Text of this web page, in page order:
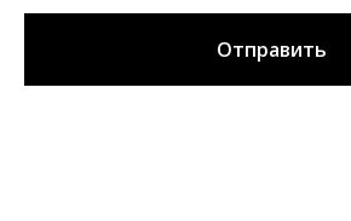
Отправить